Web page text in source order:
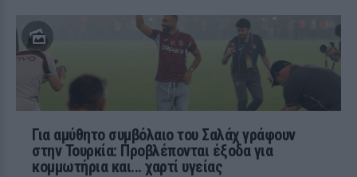
Για αμύθητο συμβόλαιο του Σαλάχ γράφουν
στην Τουρκία: Προβλέπονται έξοδα για
κομμωτήρια και... χαρτί υγείας